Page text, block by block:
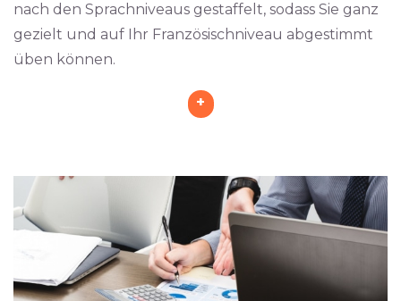
nach den Sprachniveaus gestaffelt, sodass Sie ganz
gezielt und auf Ihr Französischniveau abgestimmt
üben können.
+